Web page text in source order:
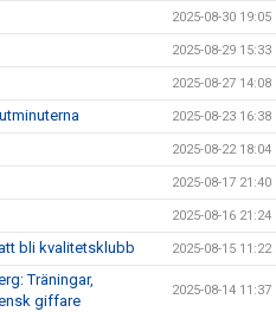
2025-08-30 19:05
2025-08-29 15:33
2025-08-27 14:08
2025-08-23 16:38
2025-08-22 18:04
2025-08-17 21:40
2025-08-16 21:24
bli kvalitetsklubb 2025-08-15 11:22
Träningar,
giffare
2025-08-14 11:37